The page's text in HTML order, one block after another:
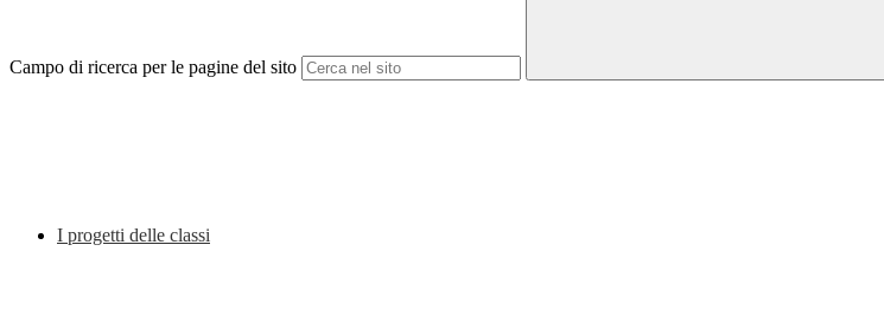
Campo di ricerca per le pagine del sito
I progetti delle classi